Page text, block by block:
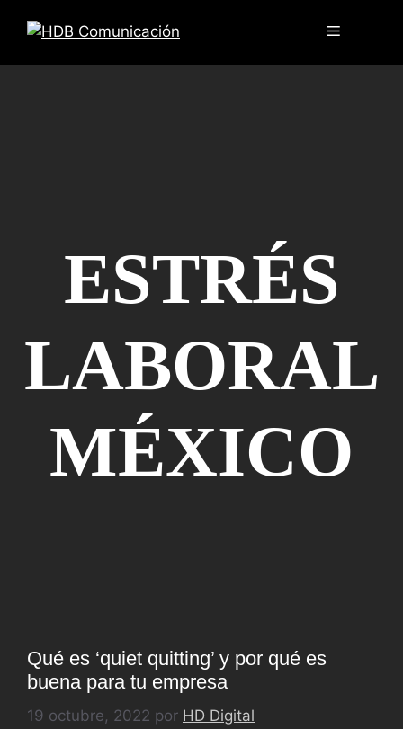
ESTRÉS
LABORAL
MÉXICO
Qué es ‘quiet quitting’ y por qué es
buena para tu empresa
19 octubre, 2022 por HD Digital